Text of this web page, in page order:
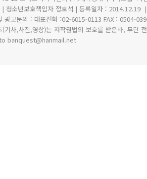
| 청소년보호책임자 정호석 | 등록일자 : 2014.12.19
광고문의 : 대표전화 :02-6015-0113 FAX : 0504-
기사,사진,영상)는 저작권법의 보호를 받은바, 무단
banquest@hanmail.net